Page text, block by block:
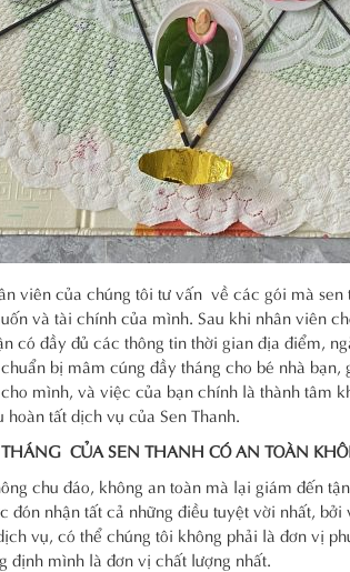
viên của chúng tôi tư vấn về các gói mà
và tài chính của mình. Sau khi nhân viên
có đầy đủ các thông tin thời gian địa điểm,
bị mâm cúng đầy tháng cho bé nhà
mình, và việc của bạn chính là thành tâm
tất dịch vụ của Sen Thanh.
CỦA SEN THANH CÓ AN TOÀN
chu đáo, không an toàn mà lại giám đến
đón nhận tất cả những điều tuyệt vời nhất,
vụ, có thể chúng tôi không phải là đơn vị
định mình là đơn vị chất lượng nhất.